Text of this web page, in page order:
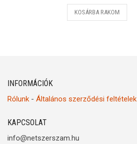
KOSÁRBA RAKOM
INFORMÁCIÓK
Rólunk - Általános szerződési feltételek
KAPCSOLAT
info@netszerszam.hu